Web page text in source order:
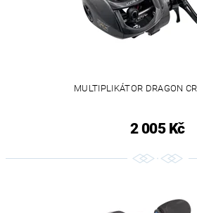
MULTIPLIKÁTOR DRAGON
2 005 Kč